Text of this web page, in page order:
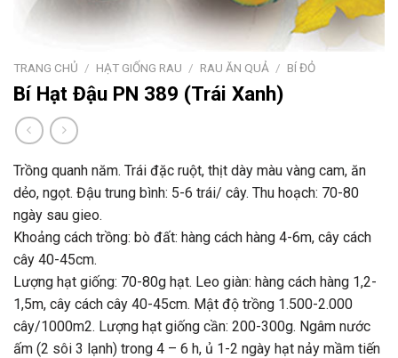
TRANG CHỦ / HẠT GIỐNG RAU / RAU ĂN QUẢ / BÍ ĐỎ
Bí Hạt Đậu PN 389 (Trái Xanh)
Trồng quanh năm. Trái đặc ruột, thịt dày màu vàng cam, ăn
dẻo, ngọt. Đậu trung bình: 5-6 trái/ cây. Thu hoạch: 70-80
ngày sau gieo.
Khoảng cách trồng: bò đất: hàng cách hàng 4-6m, cây cách
cây 40-45cm.
Lượng hạt giống: 70-80g hạt. Leo giàn: hàng cách hàng 1,2-
1,5m, cây cách cây 40-45cm. Mật độ trồng 1.500-2.000
cây/1000m2. Lượng hạt giống cần: 200-300g. Ngâm nước
ấm (2 sôi 3 lạnh) trong 4 – 6 h, ủ 1-2 ngày hạt nảy mầm tiến